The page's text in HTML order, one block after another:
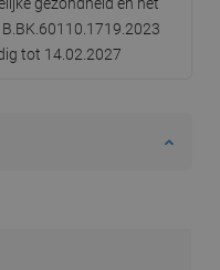
B.BK.60110.1719.2023
tot 14.02.2027
SWEDISH